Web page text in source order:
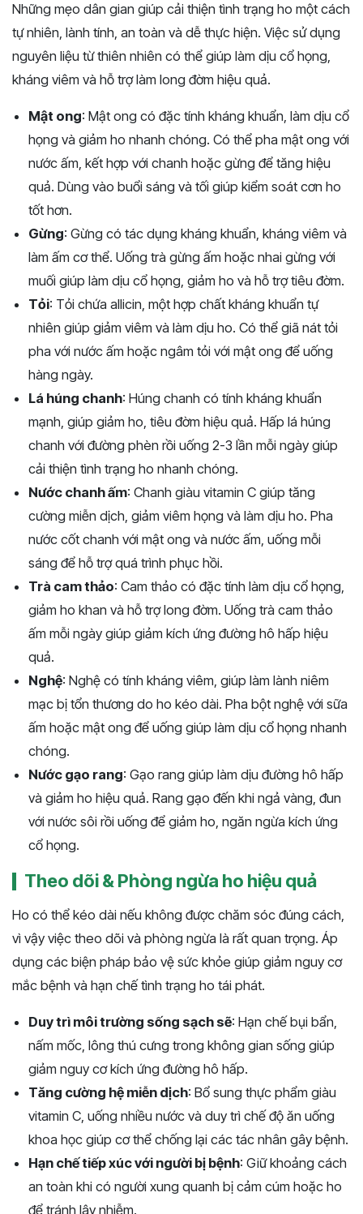
Những mẹo dân gian giúp cải thiện tình trạng ho một cách
tự nhiên, lành tính, an toàn và dễ thực hiện. Việc sử dụng
nguyên liệu từ thiên nhiên có thể giúp làm dịu cổ họng,
kháng viêm và hỗ trợ làm long đờm hiệu quả.
Mật ong: Mật ong có đặc tính kháng khuẩn, làm dịu cổ
họng và giảm ho nhanh chóng. Có thể pha mật ong với
nước ấm, kết hợp với chanh hoặc gừng để tăng hiệu
quả. Dùng vào buổi sáng và tối giúp kiểm soát cơn ho
tốt hơn.
Gừng: Gừng có tác dụng kháng khuẩn, kháng viêm và
làm ấm cơ thể. Uống trà gừng ấm hoặc nhai gừng với
muối giúp làm dịu cổ họng, giảm ho và hỗ trợ tiêu đờm.
Tỏi: Tỏi chứa allicin, một hợp chất kháng khuẩn tự
nhiên giúp giảm viêm và làm dịu ho. Có thể giã nát tỏi
pha với nước ấm hoặc ngâm tỏi với mật ong để uống
hàng ngày.
Lá húng chanh: Húng chanh có tính kháng khuẩn
mạnh, giúp giảm ho, tiêu đờm hiệu quả. Hấp lá húng
chanh với đường phèn rồi uống 2-3 lần mỗi ngày giúp
cải thiện tình trạng ho nhanh chóng.
Nước chanh ấm: Chanh giàu vitamin C giúp tăng
cường miễn dịch, giảm viêm họng và làm dịu ho. Pha
nước cốt chanh với mật ong và nước ấm, uống mỗi
sáng để hỗ trợ quá trình phục hồi.
Trà cam thảo: Cam thảo có đặc tính làm dịu cổ họng,
giảm ho khan và hỗ trợ long đờm. Uống trà cam thảo
ấm mỗi ngày giúp giảm kích ứng đường hô hấp hiệu
quả.
Nghệ: Nghệ có tính kháng viêm, giúp làm lành niêm
mạc bị tổn thương do ho kéo dài. Pha bột nghệ với sữa
ấm hoặc mật ong để uống giúp làm dịu cổ họng nhanh
chóng.
Nước gạo rang: Gạo rang giúp làm dịu đường hô hấp
và giảm ho hiệu quả. Rang gạo đến khi ngả vàng, đun
với nước sôi rồi uống để giảm ho, ngăn ngừa kích ứng
cổ họng.
Theo dõi & Phòng ngừa ho hiệu quả
Ho có thể kéo dài nếu không được chăm sóc đúng cách,
vì vậy việc theo dõi và phòng ngừa là rất quan trọng. Áp
dụng các biện pháp bảo vệ sức khỏe giúp giảm nguy cơ
mắc bệnh và hạn chế tình trạng ho tái phát.
Duy trì môi trường sống sạch sẽ: Hạn chế bụi bẩn,
nấm mốc, lông thú cưng trong không gian sống giúp
giảm nguy cơ kích ứng đường hô hấp.
Tăng cường hệ miễn dịch: Bổ sung thực phẩm giàu
vitamin C, uống nhiều nước và duy trì chế độ ăn uống
khoa học giúp cơ thể chống lại các tác nhân gây bệnh.
Hạn chế tiếp xúc với người bị bệnh: Giữ khoảng cách
an toàn khi có người xung quanh bị cảm cúm hoặc ho
để tránh lây nhiễm.